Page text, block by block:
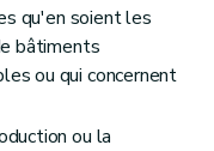
qu'en soient les
bâtiments
ou qui concernent
ou la